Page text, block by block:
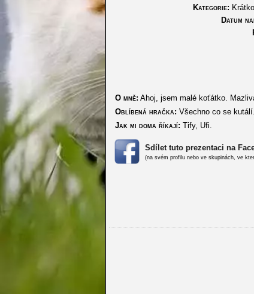
Kategorie:
Datum
O mně: Ahoj, jsem malé koťátko.
Oblíbená hračka: Všechno co se kutálí.
Jak mi doma říkají: Tify, Ufi.
Sdílet tuto prezentaci na
(na svém profilu nebo ve skupinách, ve